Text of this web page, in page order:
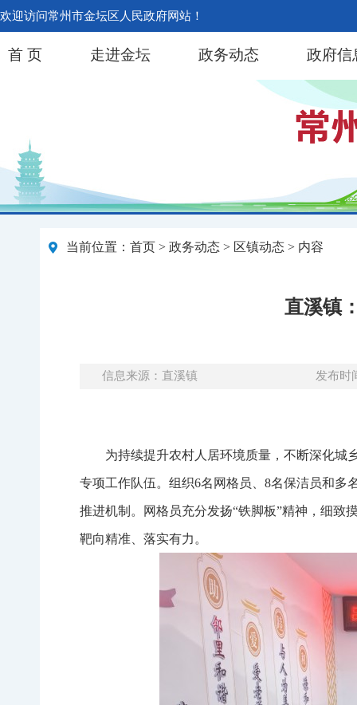
欢迎访问常州市金坛区人民政府网站！
首 页 走进金坛 政务动态 政府信
当前位置： 首页 > 政务动态 > 区镇动态 > 内容
直溪镇
信息来源：直溪镇 发布时
为持续提升农村人居环境质量，不断深化城
专项工作队伍。组织6名网格员、8名保洁员和多
推进机制。网格员充分发扬“铁脚板”精神，细致
靶向精准、落实有力。